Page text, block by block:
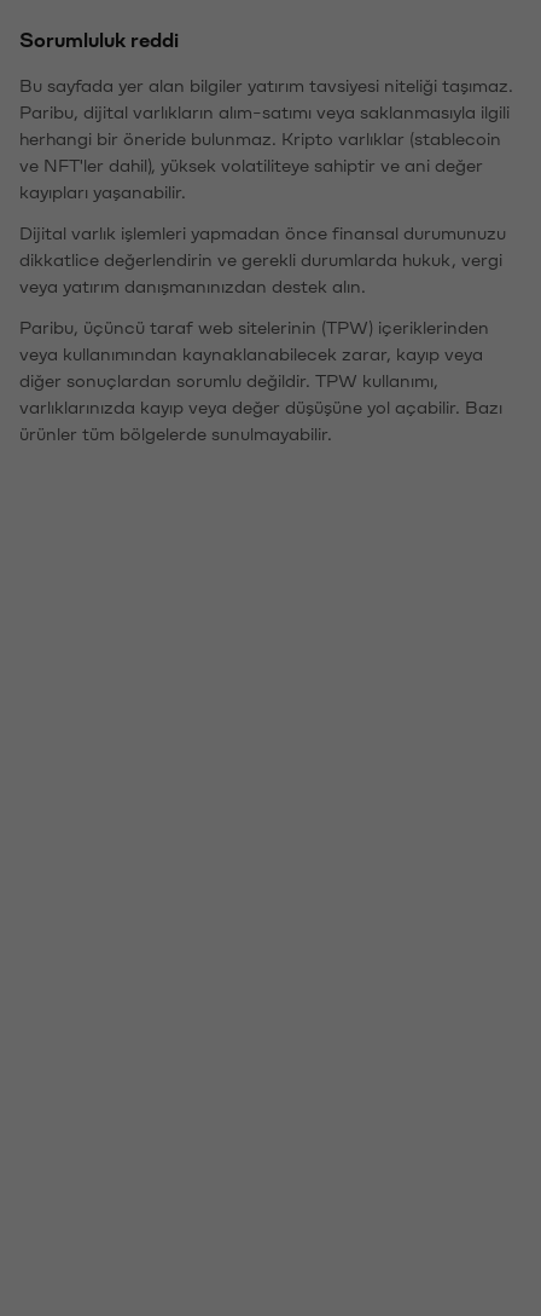
Sorumluluk reddi
Bu sayfada yer alan bilgiler yatırım tavsiyesi niteliği taşımaz.
Paribu, dijital varlıkların alım-satımı veya saklanmasıyla ilgili
herhangi bir öneride bulunmaz. Kripto varlıklar (stablecoin
ve NFT'ler dahil), yüksek volatiliteye sahiptir ve ani değer
kayıpları yaşanabilir.
Dijital varlık işlemleri yapmadan önce finansal durumunuzu
dikkatlice değerlendirin ve gerekli durumlarda hukuk, vergi
veya yatırım danışmanınızdan destek alın.
Paribu, üçüncü taraf web sitelerinin (TPW) içeriklerinden
veya kullanımından kaynaklanabilecek zarar, kayıp veya
diğer sonuçlardan sorumlu değildir. TPW kullanımı,
varlıklarınızda kayıp veya değer düşüşüne yol açabilir. Bazı
ürünler tüm bölgelerde sunulmayabilir.